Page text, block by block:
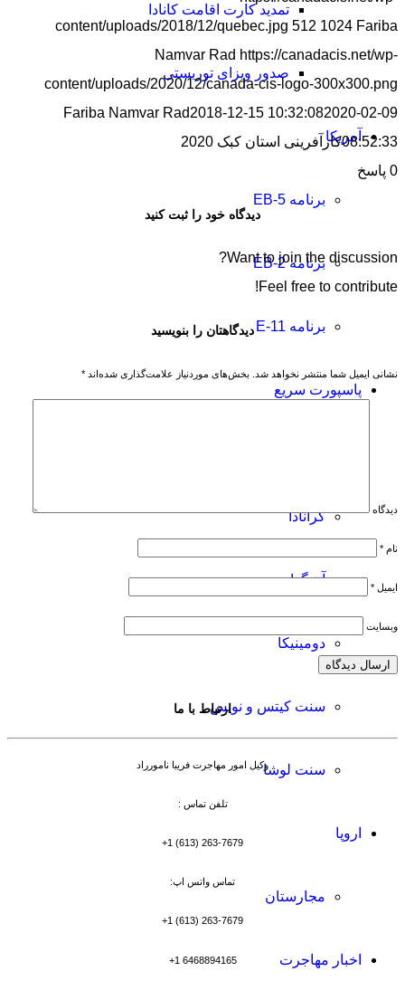
تمدید کارت اقامت کانادا
صدور ویزای توریستی
آمریکا
برنامه EB-5
برنامه EB-2
برنامه E-11
پاسپورت سریع
گرانادا
آنتیگوا
دومینیکا
سنت کیتس و نویس
سنت لوشا
اروپا
مجارستان
اخبار مهاجرت
content/uploads/2018/12/quebec.jpg 512 1024 Fariba
Namvar Rad https://canadacis.net/wp-
content/uploads/2020/12/canada-cis-logo-300x300.png
Fariba Namvar Rad2018-12-15 10:32:082020-02-09
08:52:33کارآفرینی استان کبک 2020
0 پاسخ
دیدگاه خود را ثبت کنید
Want to join the discussion?
Feel free to contribute!
دیدگاهتان را بنویسید
نشانی ایمیل شما منتشر نخواهد شد. بخش‌های موردنیاز علامت‌گذاری شده‌اند *
دیدگاه
نام *
ایمیل *
وبسایت
ارتباط با ما
وکیل امور مهاجرت فریبا نامورراد
تلفن تماس :
263-7679 (613) 1+
تماس واتس اپ:
263-7679 (613) 1+
6468894165 1+